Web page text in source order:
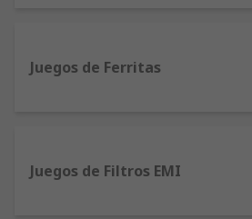
los nuevos productos y
gratuitas.
Juegos de Ferritas
Juegos de Filtros EMI